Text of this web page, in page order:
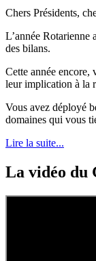
Chers Présidents,
L’année Rotarienne
des bilans.
Cette année encore,
leur implication à la
Vous avez déployé
domaines qui vous
Lire la suite...
La vidéo du